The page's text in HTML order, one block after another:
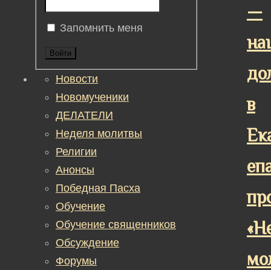
—
в
Запомнить меня
Войти
Новости
Новомученики
ДЕЛАТЕЛИ
Неделя молитвы
Религии
Анонсы
Победная Пасха
Обучение
Обучение священников
Обсуждение
Форумы